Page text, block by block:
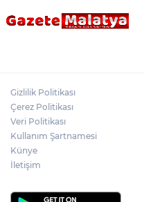
Gizlilik Politikası
Çerez Politikası
Veri Politikası
Kullanım Şartnamesi
Künye
İletişim